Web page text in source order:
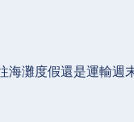
灘度假還是運輸週